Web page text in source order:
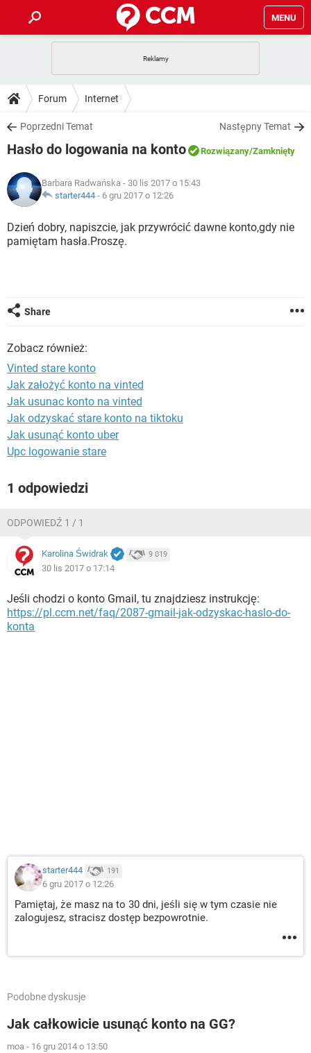
MENU
GRY
SPOTIFY
INSTAGRAM FACEBOOK
WINDOWS 10
PORADY
PlayStation
INSTAGRAM FACEBOOK
WINDOWS 10
DO POBRANIA
ANDROID TIKTOK
GRY
IOS NETFLIX
INSTAGRAM FACEBOOK
WINDOWS 10
COVID-19 TIKTOK
GRY
SPOTIFY NETFLIX
ARTYKUŁY
COVID-19 TIKTOK
GRY
WINDOWS 10
Forum Internet
Poprzedni Temat Następny Temat
Hasło do logowania na konto Rozwiązany/Zamknięty
Barbara Radwańska - 30 lis 2017 o 15:43
starter444 - 6 gru 2017 o 12:26
Dzień dobry, napiszcie, jak przywrócić dawne konto,gdy nie
pamiętam hasła.Proszę.
Share
Zobacz również:
Vinted stare konto
Jak założyć konto na vinted
Jak usunac konto na vinted
Jak odzyskać stare konto na tiktoku
Jak usunąć konto uber
Upc logowanie stare
1 odpowiedzi
ODPOWIEDŹ 1 / 1
Karolina Świdrak 9 019
30 lis 2017 o 17:14
Jeśli chodzi o konto Gmail, tu znajdziesz instrukcję:
https://pl.ccm.net/faq/2087-gmail-jak-odzyskac-haslo-do-
konta
starter444 191
6 gru 2017 o 12:26
Pamiętaj, że masz na to 30 dni, jeśli się w tym czasie nie
zalogujesz, stracisz dostęp bezpowrotnie.
Podobne dyskusje
Jak całkowicie usunąć konto na GG?
moa - 16 gru 2014 o 13:50